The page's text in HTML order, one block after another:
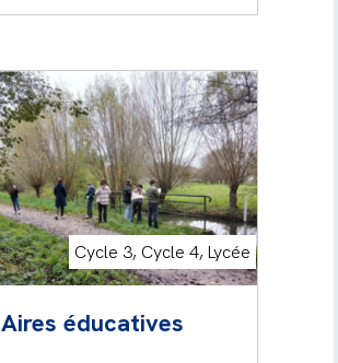
Cycle 3, Cycle 4, Lycée
Aires éducatives